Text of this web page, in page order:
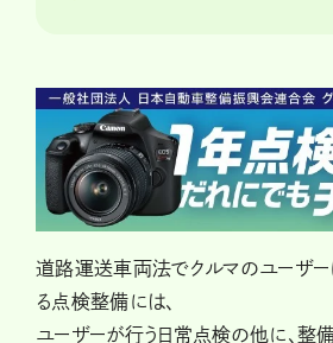
道路運送車両法でクルマのユーザ
る点検整備には、
ユーザーが行う日常点検の他に、整